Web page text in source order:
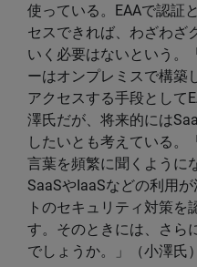
使っている。EAAで認証
セスできれば、わざわざ
いく必要はないという。
ーはオンプレミスで構築
アクセスする手段として
澤氏だが、将来的には
したいとも考えている。
言葉を頻繁に聞くように
SaaSやIaaSなどの利用
トのセキュリティ対策を
す。そのときには、さら
でしょうか。」（小澤氏）